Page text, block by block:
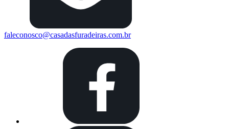
faleconosco@casadasfuradeiras.com.br